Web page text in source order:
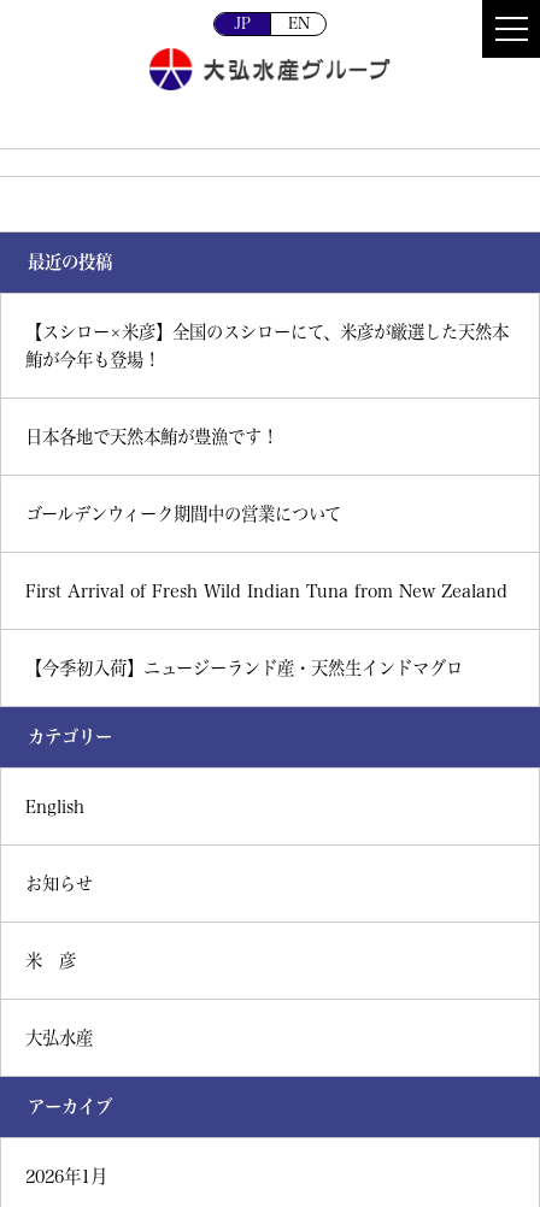
JP EN
最近の投稿
【スシロー×米彦】全国のスシローにて、米彦が厳選した天然本
鮪が今年も登場！
日本各地で天然本鮪が豊漁です！
ゴールデンウィーク期間中の営業について
First Arrival of Fresh Wild Indian Tuna from New Zealand
【今季初入荷】ニュージーランド産・天然生インドマグロ
カテゴリー
English
お知らせ
米 彦
大弘水産
アーカイブ
2026年1月